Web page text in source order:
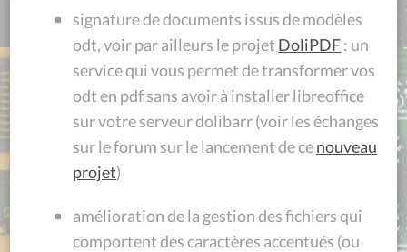
signature de documents issus de modèles
odt, voir par ailleurs le projet DoliPDF: un
service qui vous permet de transformer vos
odt en pdf sans avoir à installer libreoffice
sur votre serveur dolibarr (voir les échanges
sur le forum sur le lancement de cenouveau
projet)
amélioration de la gestion des fichiers qui
comportent des caractères accentués (ou